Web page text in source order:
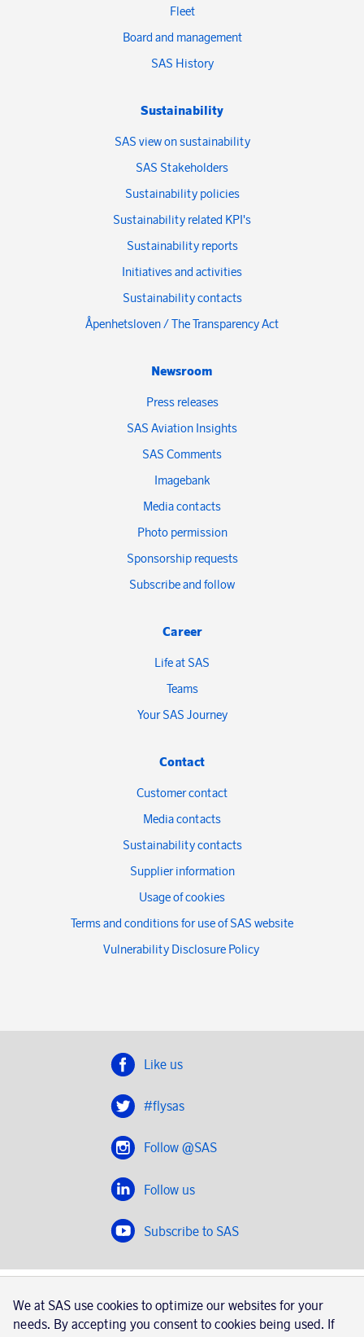
Fleet
Board and management
SAS History
Sustainability
SAS view on sustainability
SAS Stakeholders
Sustainability policies
Sustainability related KPI's
Sustainability reports
Initiatives and activities
Sustainability contacts
Åpenhetsloven / The Transparency Act
Newsroom
Press releases
SAS Aviation Insights
SAS Comments
Imagebank
Media contacts
Photo permission
Sponsorship requests
Subscribe and follow
Career
Life at SAS
Teams
Your SAS Journey
Contact
Customer contact
Media contacts
Sustainability contacts
Supplier information
Usage of cookies
Terms and conditions for use of SAS website
Vulnerability Disclosure Policy
Like us
#flysas
Follow @SAS
Follow us
Subscribe to SAS
SAS 2020
SAS AB, registration number 556606-8499, SE-195 87
Stockholm, Sweden
We at SAS use cookies to optimize our websites for your
needs. By accepting you consent to cookies being used. If